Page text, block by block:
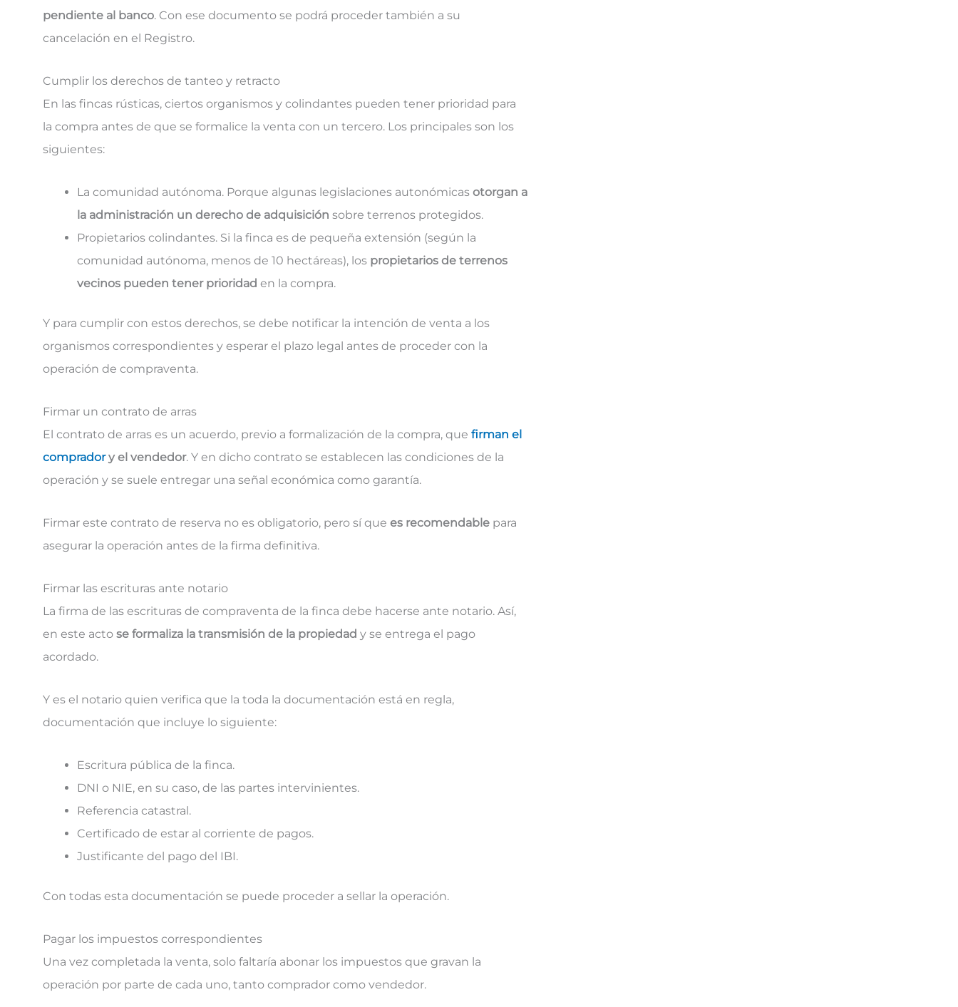
pendiente al banco. Con ese documento se podrá proceder también a su
cancelación en el Registro.
Cumplir los derechos de tanteo y retracto
En las fincas rústicas, ciertos organismos y colindantes pueden tener prioridad para
la compra antes de que se formalice la venta con un tercero. Los principales son los
siguientes:
La comunidad autónoma. Porque algunas legislaciones autonómicas otorgan a
la administración un derecho de adquisición sobre terrenos protegidos.
Propietarios colindantes. Si la finca es de pequeña extensión (según la
comunidad autónoma, menos de 10 hectáreas), los propietarios de terrenos
vecinos pueden tener prioridad en la compra.
Y para cumplir con estos derechos, se debe notificar la intención de venta a los
organismos correspondientes y esperar el plazo legal antes de proceder con la
operación de compraventa.
Firmar un contrato de arras
El contrato de arras es un acuerdo, previo a formalización de la compra, que firman el
compradory el vendedor. Y en dicho contrato se establecen las condiciones de la
operación y se suele entregar una señal económica como garantía.
Firmar este contrato de reserva no es obligatorio, pero sí que es recomendable para
asegurar la operación antes de la firma definitiva.
Firmar las escrituras ante notario
La firma de las escrituras de compraventa de la finca debe hacerse ante notario. Así,
en este acto se formaliza la transmisión de la propiedad y se entrega el pago
acordado.
Y es el notario quien verifica que la toda la documentación está en regla,
documentación que incluye lo siguiente:
Escritura pública de la finca.
DNI o NIE, en su caso, de las partes intervinientes.
Referencia catastral.
Certificado de estar al corriente de pagos.
Justificante del pago del IBI.
Con todas esta documentación se puede proceder a sellar la operación.
Pagar los impuestos correspondientes
Una vez completada la venta, solo faltaría abonar los impuestos que gravan la
operación por parte de cada uno, tanto comprador como vendedor.